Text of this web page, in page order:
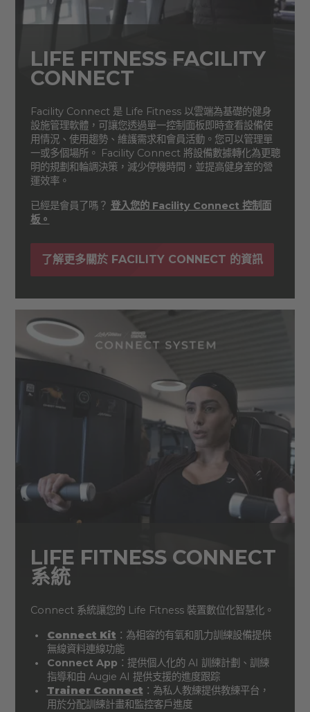
LIFE FITNESS FACILITY
CONNECT
Facility Connect 是 Life Fitness 以雲端為基礎的健身
設施管理軟體，可讓您透過單一控制面板即時查看設備使
用情況、使用趨勢、維護需求和會員活動。您可以管理單
一或多個場所。 Facility Connect 將設備數據轉化為更聰
明的規劃和輪調決策，減少停機時間，並提高健身室的營
運效率。
已經是會員了嗎？ 登入您的 Facility Connect 控制面
板。
了解更多關於 FACILITY CONNECT 的資訊
LIFE FITNESS CONNECT
系統
Connect 系統讓您的 Life Fitness 裝置數位化智慧化。
Connect Kit ：為相容的有氧和肌力訓練設備提供
無線資料連線功能
Connect App ：提供個人化的 AI 訓練計劃、訓練
指導和由 Augie AI 提供支援的進度跟踪
Trainer Connect ：為私人教練提供教練平台，
用於分配訓練計畫和監控客戶進度